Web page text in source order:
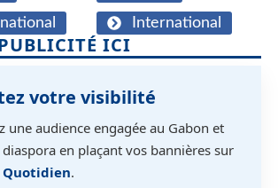
International
ICI
votre visibilité
une audience engagée au Gabon et
diaspora en plaçant vos bannières sur
Quotidien.